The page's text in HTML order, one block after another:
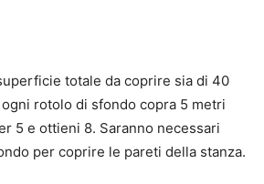
totale da coprire sia di 40
rotolo di sfondo copra 5 metri
5 e ottieni 8. Saranno necessari
per coprire le pareti della stanza.